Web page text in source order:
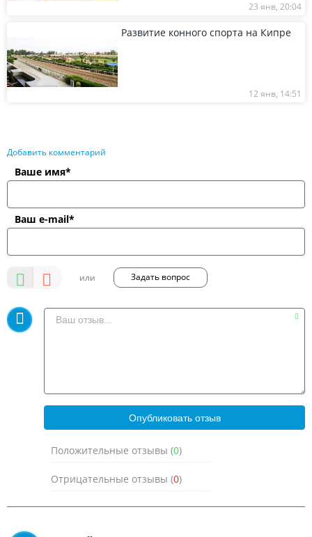
23 янв, 20:04
Развитие конного спорта на Кипре
12 янв, 14:51
Добавить комментарий
Ваше имя*
Ваш e-mail*
Задать вопрос
Положительные отзывы (0)
Отрицательные отзывы (0)